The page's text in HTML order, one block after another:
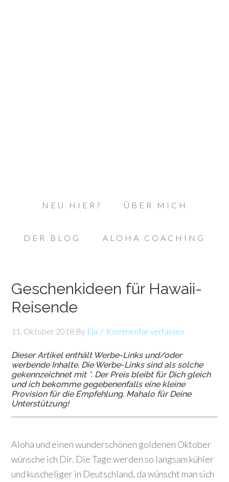
NEU HIER? ÜBER MICH
DER BLOG ALOHA COACHING
Geschenkideen für Hawaii-
Reisende
11. Oktober 2018 By Ela Kommentar verfassen
Dieser Artikel enthält Werbe-Links und/oder
werbende Inhalte. Die Werbe-Links sind als solche
gekennzeichnet mit *. Der Preis bleibt für Dich gleich
und ich bekomme gegebenenfalls eine kleine
Provision für die Empfehlung. Mahalo für Deine
Unterstützung!
Aloha und einen wunderschönen goldenen Oktober
wünsche ich Dir. Die Tage werden so langsam kühler
und kuscheliger in Deutschland, da wünscht man sich